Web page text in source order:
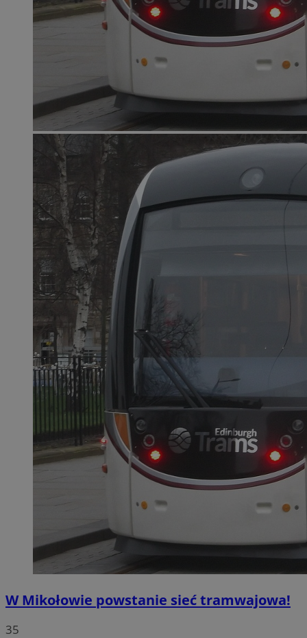
W Mikołowie powstanie sieć tramwajowa!
35